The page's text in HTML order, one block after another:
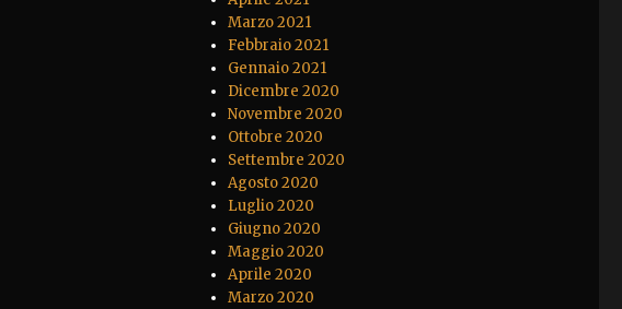
Marzo 2021
Febbraio 2021
Gennaio 2021
Dicembre 2020
Novembre 2020
Ottobre 2020
Settembre 2020
Agosto 2020
Luglio 2020
Giugno 2020
Maggio 2020
Aprile 2020
Marzo 2020